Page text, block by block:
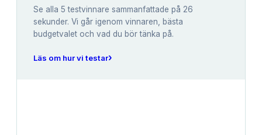
Se alla 5 testvinnare sammanfattade på 26
sekunder. Vi går igenom vinnaren, bästa
budgetvalet och vad du bör tänka på.
Läs om hur vi testar›